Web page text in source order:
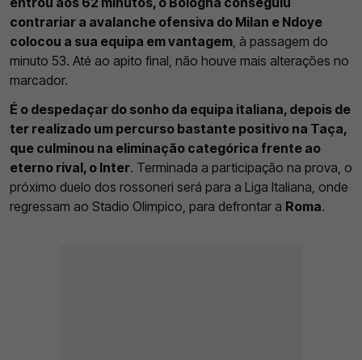
contrariar a avalanche ofensiva do Milan e Ndoye
colocou a sua equipa em vantagem, à passagem do
minuto 53. Até ao apito final, não houve mais alterações no
marcador.
É o despedaçar do sonho da equipa italiana, depois de
ter realizado um percurso bastante positivo na Taça,
que culminou na eliminação categórica frente ao
eterno rival, o Inter. Terminada a participação na prova, o
próximo duelo dos rossoneri será para a Liga Italiana, onde
regressam ao Stadio Olimpico, para defrontar a Roma.